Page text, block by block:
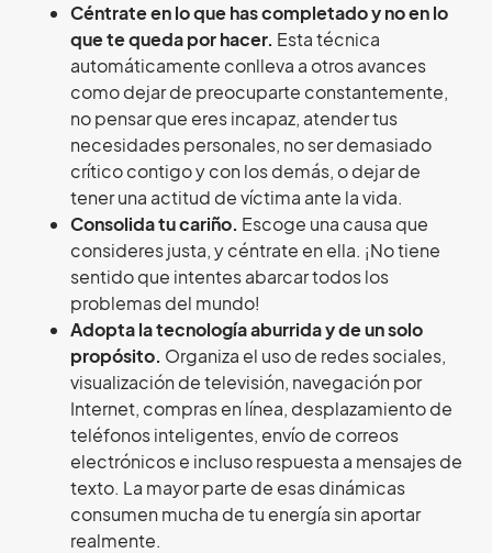
Céntrate en lo que has completado y no en lo
que te queda por hacer. Esta técnica
automáticamente conlleva a otros avances
como dejar de preocuparte constantemente,
no pensar que eres incapaz, atender tus
necesidades personales, no ser demasiado
crítico contigo y con los demás, o dejar de
tener una actitud de víctima ante la vida.
Consolida tu cariño. Escoge una causa que
consideres justa, y céntrate en ella. ¡No tiene
sentido que intentes abarcar todos los
problemas del mundo!
Adopta la tecnología aburrida y de un solo
propósito. Organiza el uso de redes sociales,
visualización de televisión, navegación por
Internet, compras en línea, desplazamiento de
teléfonos inteligentes, envío de correos
electrónicos e incluso respuesta a mensajes de
texto. La mayor parte de esas dinámicas
consumen mucha de tu energía sin aportar
realmente.